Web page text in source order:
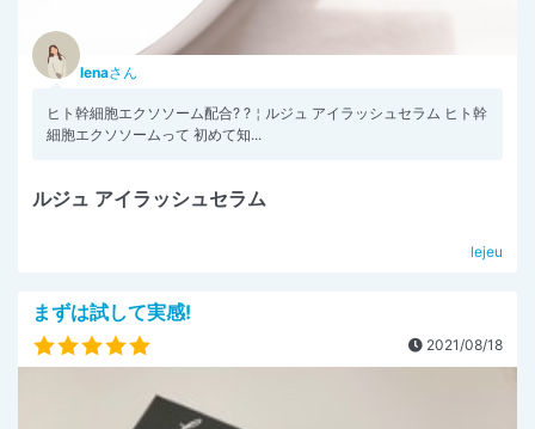
lenaさん
ヒト幹細胞エクソソーム配合? ?￤ルジュ アイラッシュセラム ヒト幹
細胞エクソソームって 初めて知...
ルジュ アイラッシュセラム
lejeu
まずは試して実感!
2021/08/18